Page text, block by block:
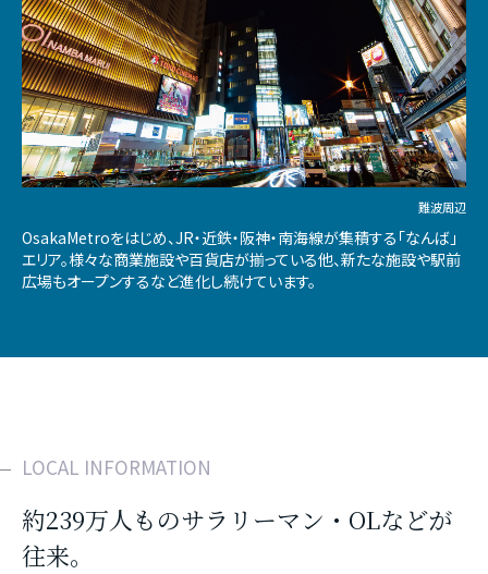
難波周辺
OsakaMetroをはじめ、JR・近鉄・阪神・南海線が集積する「なんば」
エリア。様々な商業施設や百貨店が揃っている他、新たな施設や駅前
広場もオープンするなど進化し続けています。
LOCAL INFORMATION
約239万人ものサラリーマン・OLなどが
往来。